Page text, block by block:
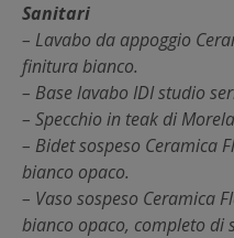
Sanitari
– Lavabo da appoggio
finitura bianco.
– Base lavabo IDI studio
– Specchio in teak di
– Bidet sospeso Ceramica
bianco opaco.
– Vaso sospeso Ceramica
bianco opaco, completo di